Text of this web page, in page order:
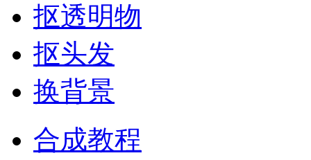
抠透明物
抠头发
换背景
合成教程